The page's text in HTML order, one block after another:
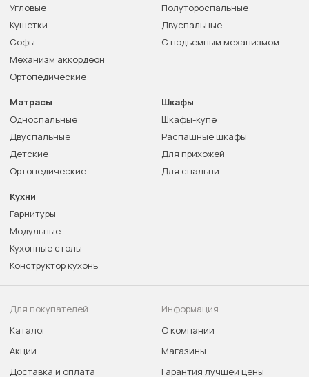
Угловые
Кушетки
Софы
Механизм аккордеон
Ортопедические
Полутороспальные
Двуспальные
С подъемным механизмом
Матрасы
Односпальные
Двуспальные
Детские
Ортопедические
Шкафы
Шкафы-купе
Распашные шкафы
Для прихожей
Для спальни
Кухни
Гарнитуры
Модульные
Кухонные столы
Конструктор кухонь
Для покупателей
Каталог
Акции
Доставка и оплата
Информация
О компании
Магазины
Гарантия лучшей цены